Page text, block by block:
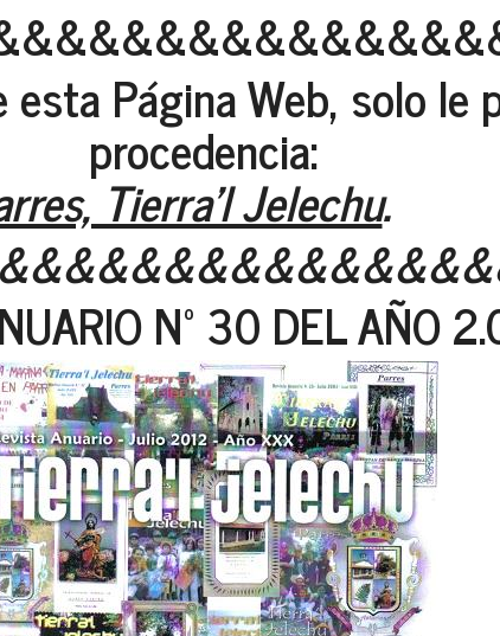
Página Web, solo le
procedencia:
Tierra'l Jelechu.
Nº 30 DEL AÑO